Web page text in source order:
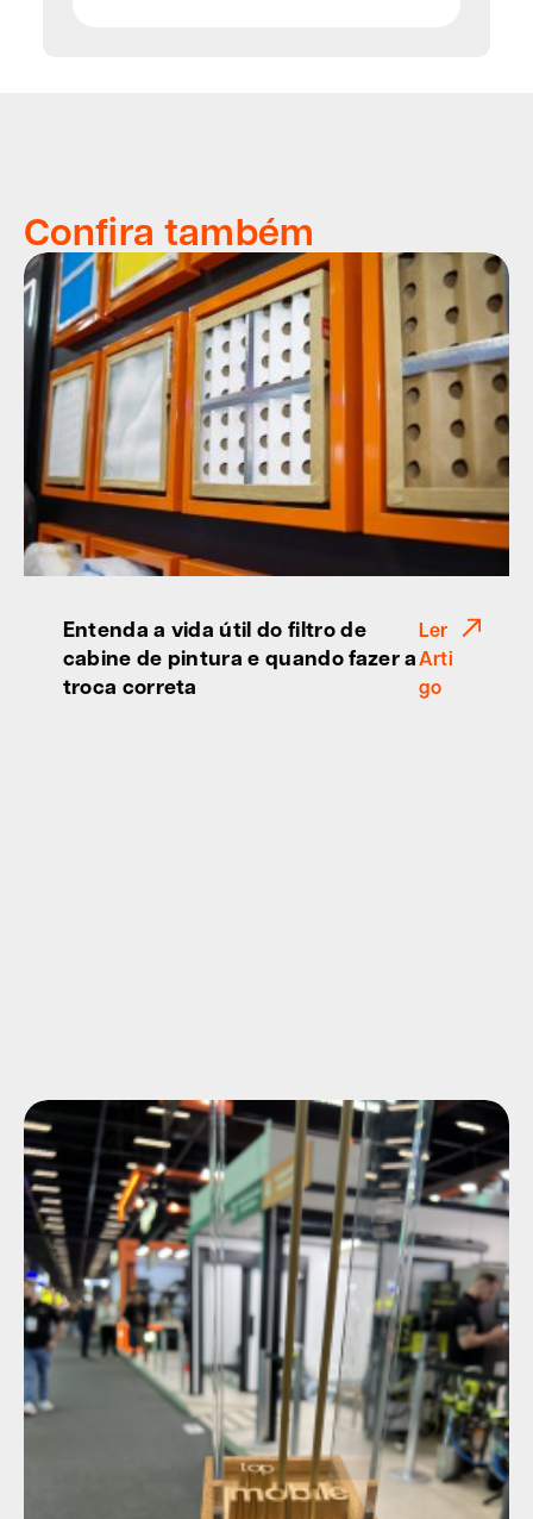
Confira também
Entenda a vida útil do filtro de
cabine de pintura e quando fazer a
troca correta
Ler
Arti
go